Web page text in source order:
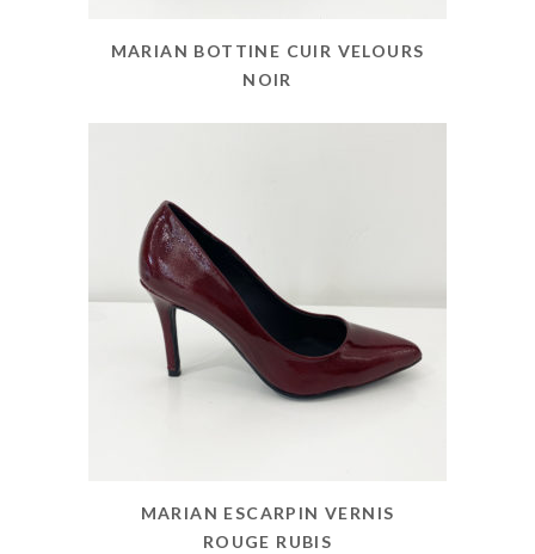
MARIAN BOTTINE CUIR VELOURS
NOIR
MARIAN ESCARPIN VERNIS
ROUGE RUBIS